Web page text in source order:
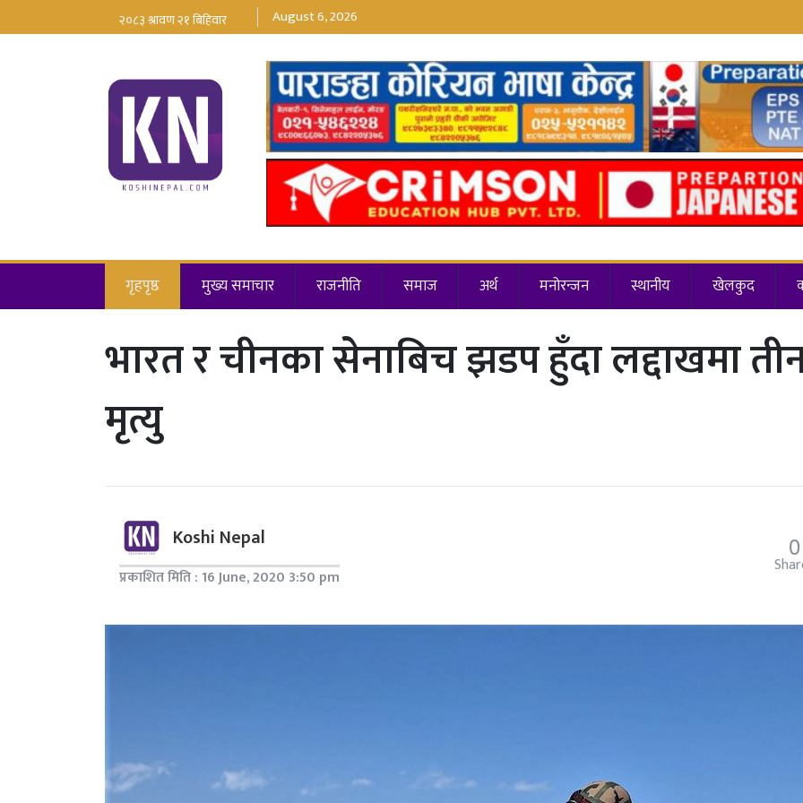
August 6, 2026
गृहपृष्ठ मुख्य समाचार राजनीति समाज अर्थ मनोरन्जन स्थानीय खेलकुद
भारत र चीनका सेनाबिच झडप हुँदा लद्दाखमा
मृत्यु
Koshi Nepal
प्रकाशित मिति : 16 June, 2020 3:50 pm
0